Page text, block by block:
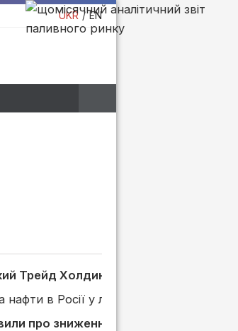
UKR EN
Трейд Холдинг» в суді стягнув 500
нафти в Росії у липні зросла на 4%,
про зниження маржі АЗС через